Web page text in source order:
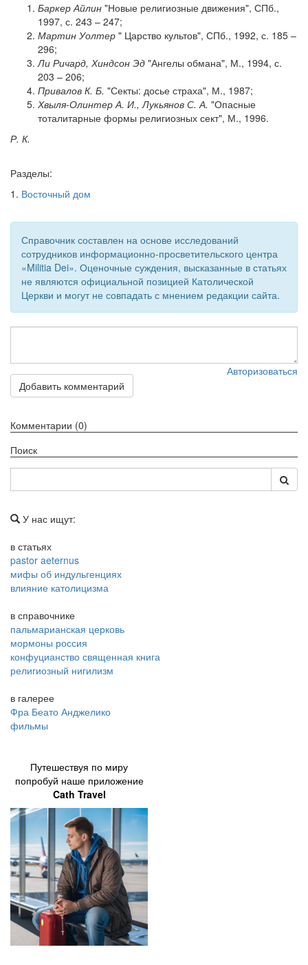
Баркер Айлин "Новые религиозные движения", СПб.,
1997, с. 243 – 247;
Мартин Уолтер " Царство культов", СПб., 1992, с. 185 –
296;
Ли Ричард, Хиндсон Эд "Ангелы обмана", М., 1994, с.
203 – 206;
Привалов К. Б. "Секты: досье страха", М., 1987;
Хвыля-Олинтер А. И., Лукьянов С. А. "Опасные
тоталитарные формы религиозных сект", М., 1996.
Р. К.
Разделы:
1. Восточный дом
Справочник составлен на основе исследований
сотрудников информационно-просветительского центра
«Militia Dei». Оценочные суждения, высказанные в статьях
не являются официальной позицией Католической
Церкви и могут не совпадать с мнением редакции сайта.
Авторизоваться
Добавить комментарий
Комментарии (0)
Поиск
У нас ищут:
в статьях
pastor aeternus
мифы об индульгенциях
влияние католицизма
в справочнике
пальмарианская церковь
мормоны россия
конфуцианство священная книга
религиозный нигилизм
в галерее
Фра Беато Анджелико
фильмы
Путешествуя по миру
попробуй наше приложение
Cath Travel